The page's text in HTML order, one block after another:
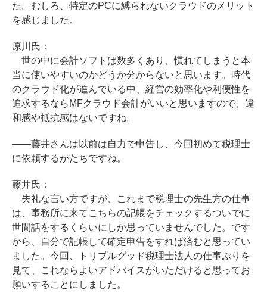
た。むしろ、特定のPCに縛られないクラウドのメリット
を感じました。
原川氏：
世の中に会計ソフトは数多くあり、慣れてしまうと本
当に使いやすいのかどうか分からないと思います。時代
のクラウド化が進んでいる中、経営の効率化や利便性を
追求するならMFクラウド会計がいいと思いますので、違
和感や抵抗感はないですね。
――藤井さんは以前は自力で申告し、今回初めて税理士
に依頼するかたちですね。
藤井氏：
失礼な言い方ですが、これまで税理士の先生方の仕事
は、事務所に来てこちらの記帳をチェックするついでに
世間話をするくらいにしか思っていませんでした。です
から、自分で記帳して確定申告をすれば済むと思ってい
ました。今回、トリプルグッド税理士法人の仕事ぶりを
見て、これならよいアドバイスがいただけると思ってお
願いすることにしました。